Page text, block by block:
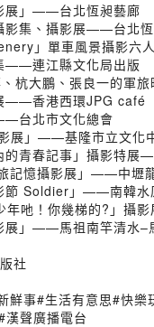
展」——台北恆昶藝廊
影集、攝影展——台北
」單車風景攝影六
——連江縣文化局出版
杭大鵬、張良一的軍
——香港西環JPG café
台北市文化總會
展」——基隆市立文化
青春記事」攝影特
記憶攝影展」——中壢
節 Soldier」——南韓水
年吔！你幾梯的?」攝
展」——馬祖南竿清水–
社
鮮事#生活有意思#快樂
聲廣播電台